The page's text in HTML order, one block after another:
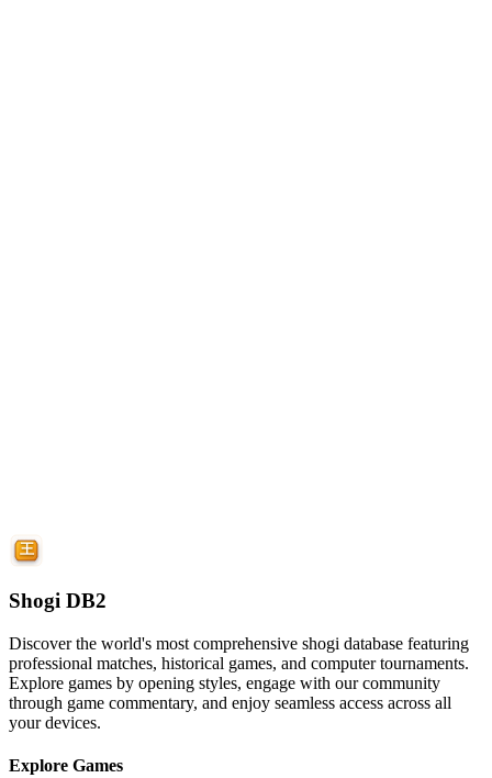
Shogi DB2
Discover the world's most comprehensive shogi database featuring
professional matches, historical games, and computer tournaments.
Explore games by opening styles, engage with our community
through game commentary, and enjoy seamless access across all
your devices.
Explore Games